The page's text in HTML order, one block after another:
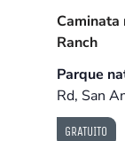
Caminata
Ranch
Parque
Rd, San
GRATUITO